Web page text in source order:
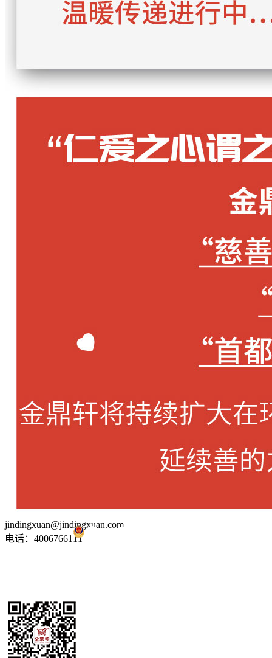
jindingxuan@jindingxuan.com
电话：4006766111
京公网安备 11010502035345号